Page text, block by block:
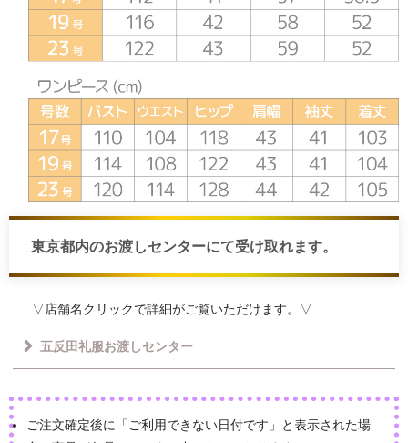
東京都内のお渡しセンターにて受け取れます。
▽店舗名クリックで詳細がご覧いただけます。▽
五反田礼服お渡しセンター
ご注文確定後に「ご利用できない日付です」と表示された場